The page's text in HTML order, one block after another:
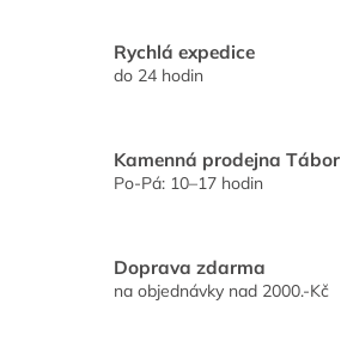
Rychlá expedice
do 24 hodin
Kamenná prodejna Tábor
Po-Pá: 10–17 hodin
Doprava zdarma
na objednávky nad 2000.-Kč